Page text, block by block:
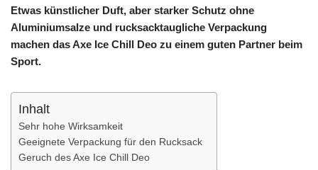
Etwas künstlicher Duft, aber starker Schutz ohne
Aluminiumsalze und rucksacktaugliche Verpackung
machen das Axe Ice Chill Deo zu einem guten Partner beim
Sport.
Inhalt
Sehr hohe Wirksamkeit
Geeignete Verpackung für den Rucksack
Geruch des Axe Ice Chill Deo